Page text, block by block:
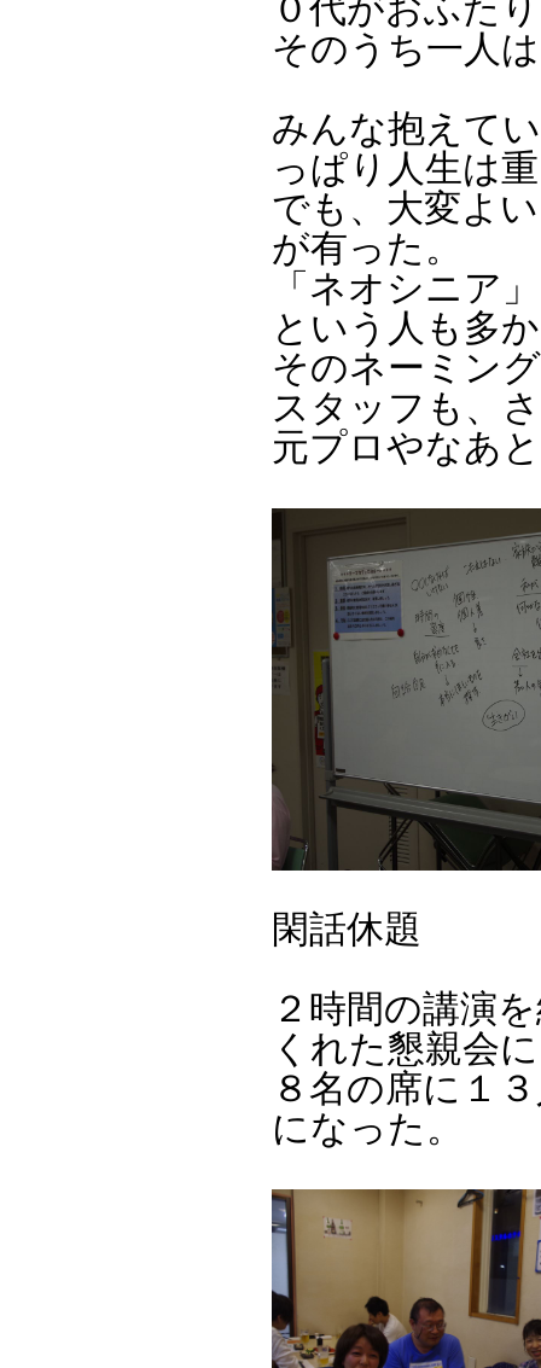
０代がおふたり
そのうち一人
みんな抱えて
っぱり人生は
でも、大変よ
が有った。
「ネオシニア
という人も多
そのネーミン
スタッフも、
元プロやなあ
閑話休題
２時間の講演
くれた懇親会
８名の席に１
になった。